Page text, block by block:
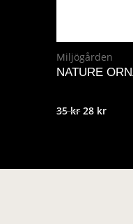
Miljögården
NATURE
35kr Det
28 krDet